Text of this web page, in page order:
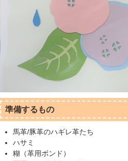
準備するもの
馬革/豚革のハギレ革たち
ハサミ
糊（革用ボンド）